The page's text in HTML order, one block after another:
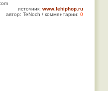
источник: www.lehiphop.ru
автор: TeNoch / комментарии: 0